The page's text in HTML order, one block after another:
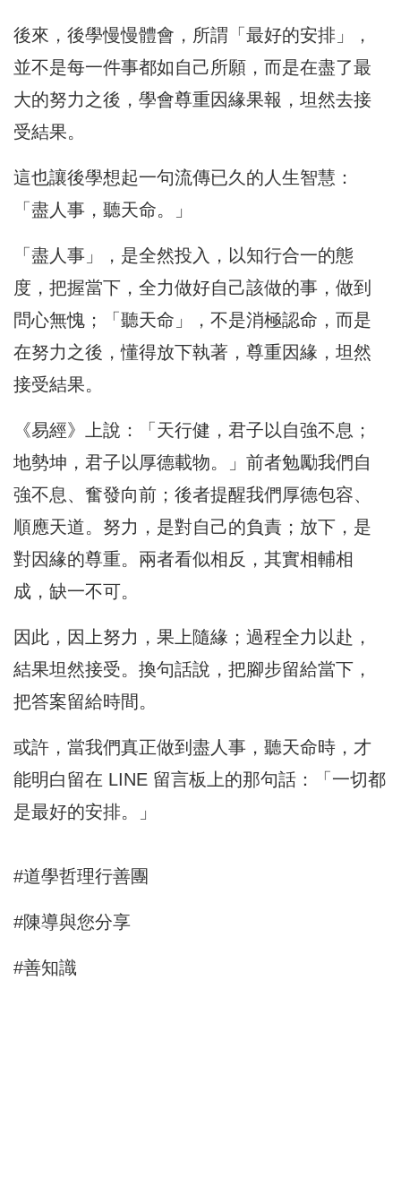
後來，後學慢慢體會，所謂「最好的安排」，
並不是每一件事都如自己所願，而是在盡了最
大的努力之後，學會尊重因緣果報，坦然去接
受結果。
這也讓後學想起一句流傳已久的人生智慧：
「盡人事，聽天命。」
「盡人事」，是全然投入，以知行合一的態
度，把握當下，全力做好自己該做的事，做到
問心無愧；「聽天命」，不是消極認命，而是
在努力之後，懂得放下執著，尊重因緣，坦然
接受結果。
《易經》上說：「天行健，君子以自強不息；
地勢坤，君子以厚德載物。」前者勉勵我們自
強不息、奮發向前；後者提醒我們厚德包容、
順應天道。努力，是對自己的負責；放下，是
對因緣的尊重。兩者看似相反，其實相輔相
成，缺一不可。
因此，因上努力，果上隨緣；過程全力以赴，
結果坦然接受。換句話說，把腳步留給當下，
把答案留給時間。
或許，當我們真正做到盡人事，聽天命時，才
能明白留在 LINE 留言板上的那句話：「一切都
是最好的安排。」
#道學哲理行善團
#陳導與您分享
#善知識